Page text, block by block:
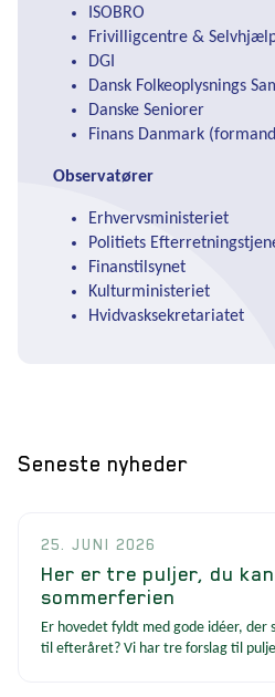
ISOBRO
Frivilligcentre &
DGI
Dansk Folkeoplysnings
Danske Seniorer
Finans Danmark
Observatører
Erhvervsministeriet
Politiets
Finanstilsynet
Kulturministeriet
Hvidvasksekretariatet
Seneste nyheder
25. JUNI 2026
Her er tre puljer, du
sommerferien
Er hovedet fyldt med gode idéer, der
til efteråret? Vi har tre forslag til